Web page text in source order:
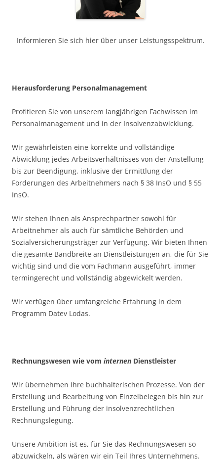
Informieren Sie sich hier über unser Leistungsspektrum.
Herausforderung Personalmanagement
Profitieren Sie von unserem langjährigen Fachwissen im
Personalmanagement und in der Insolvenzabwicklung.
Wir gewährleisten eine korrekte und vollständige
Abwicklung jedes Arbeitsverhältnisses von der Anstellung
bis zur Beendigung, inklusive der Ermittlung der
Forderungen des Arbeitnehmers nach § 38 InsO und § 55
InsO.
Wir stehen Ihnen als Ansprechpartner sowohl für
Arbeitnehmer als auch für sämtliche Behörden und
Sozialversicherungsträger zur Verfügung. Wir bieten Ihnen
die gesamte Bandbreite an Dienstleistungen an, die für Sie
wichtig sind und die vom Fachmann ausgeführt, immer
termingerecht und vollständig abgewickelt werden.
Wir verfügen über umfangreiche Erfahrung in dem
Programm Datev Lodas.
Rechnungswesen wie vom internen Dienstleister
Wir übernehmen Ihre buchhalterischen Prozesse. Von der
Erstellung und Bearbeitung von Einzelbelegen bis hin zur
Erstellung und Führung der insolvenzrechtlichen
Rechnungslegung.
Unsere Ambition ist es, für Sie das Rechnungswesen so
abzuwickeln, als wären wir ein Teil Ihres Unternehmens.